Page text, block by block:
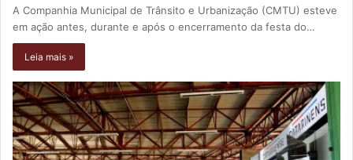
A Companhia Municipal de Trânsito e Urbanização (CMTU) esteve
em ação antes, durante e após o encerramento da festa do…
Leia mais »